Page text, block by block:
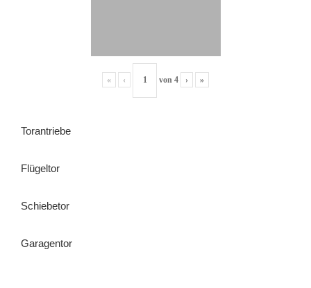
« ‹ von 4 › »
Torantriebe
Flügeltor
Schiebetor
Garagentor